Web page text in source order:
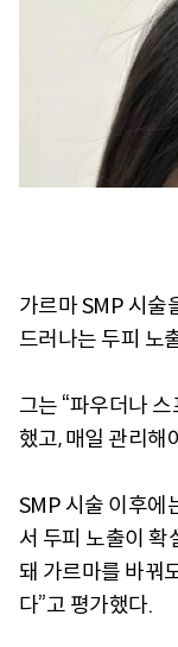
가르마 SMP 시술
드러나는 두피 노
그는 “파우더나
했고, 매일 관리해
SMP 시술 이후에
서 두피 노출이 확
돼 가르마를 바꿔
다”고 평가했다.